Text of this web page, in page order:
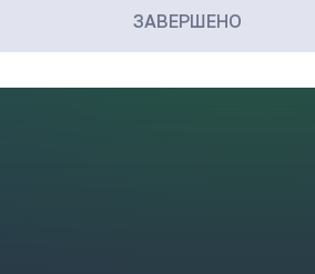
ЗАВЕРШЕНО